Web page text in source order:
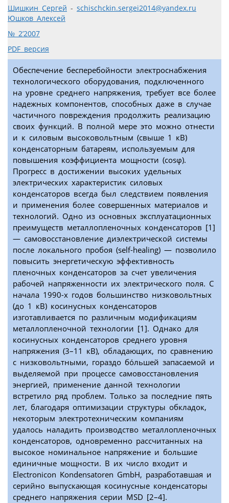
Шишкин Сергей - schischckin.sergei2014@yandex.ru
Юшков Алексей
№ 2’2007
PDF версия
Обеспечение бесперебойности электроснабжения
технологического оборудования, подключенного
на уровне среднего напряжения, требует все более
надежных компонентов, способных даже в случае
частичного повреждения продолжить реализацию
своих функций. В полной мере это можно отнести
и к силовым высоковольтным (свыше 1 кВ)
конденсаторным батареям, используемым для
повышения коэффициента мощности (cosφ).
Прогресс в достижении высоких удельных
электрических характеристик силовых
конденсаторов всегда был следствием появления
и применения более совершенных материалов и
технологий. Одно из основных эксплуатационных
преимуществ металлопленочных конденсаторов [1]
— самовосстановление диэлектрической системы
после локального пробоя (self-healing) — позволило
повысить энергетическую эффективность
пленочных конденсаторов за счет увеличения
рабочей напряженности их электрического поля. С
начала 1990-х годов большинство низковольтных
(до 1 кВ) косинусных конденсаторов
изготавливается по различным модификациям
металлопленочной технологии [1]. Однако для
косинусных конденсаторов среднего уровня
напряжения (3–11 кВ), обладающих, по сравнению
с низковольтными, гораздо бóльшей запасаемой и
выделяемой при процессе самовосстановления
энергией, применение данной технологии
встретило ряд проблем. Только за последние пять
лет, благодаря оптимизации структуры обкладок,
некоторым электротехническим компаниям
удалось наладить производство металлопленочных
конденсаторов, одновременно рассчитанных на
высокое номинальное напряжение и большие
единичные мощности. В их число входит и
Electronicon Kondensatoren GmbH, разработавшая и
серийно выпускающая косинусные конденсаторы
среднего напряжения серии MSD [2–4].